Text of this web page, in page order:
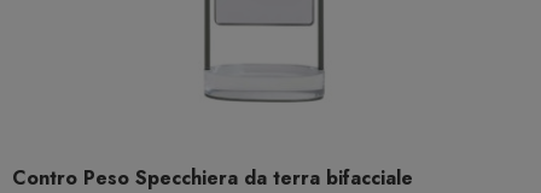
Contro Peso Specchiera da terra bifacciale